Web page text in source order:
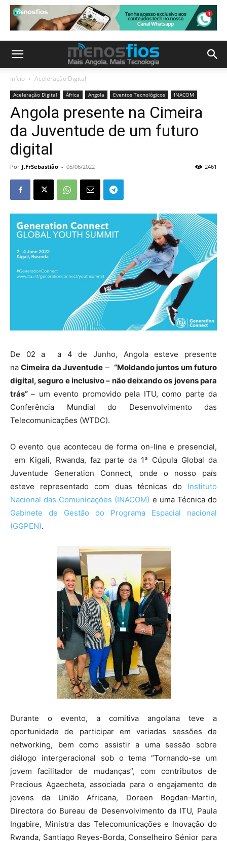
Início Aceleração Digital
Aceleração Digital África Angola Eventos Tecnológicos INACOM
Angola presente na Cimeira
da Juventude de um futuro
digital
Por J.FrSebastião - 05/06/2022 2461
De 02 a a 4 de Junho, Angola esteve presente
naCimeira da Juventude – “Moldando juntos um futuro
digital, seguro e inclusivo – não deixando os jovens para
trás”– um evento promovido pela ITU, como parte da
Conferência Mundial do Desenvolvimento das
Telecomunicações (WTDC).
O evento que aconteceu de forma on-line e presencial,
em Kigali, Rwanda, faz parte da 1ª Cúpula Global da
Juventude Generation Connect, onde o nosso país
esteve representado com duas técnicas do Instituto
Nacional das Comunicações (INACOM) e uma Técnica do
Gabinete de Gestão do Programa Espacial nacional
(GGPEN).
Durante o evento, a comitiva angolana teve a
oportunidade de participar em variadas sessões de
networking, bem como assistir a uma sessão sobre
diálogo intergeracional sob o tema “Tornando-se um
jovem facilitador de mudanças”, com contributos de
Precious Agaecheta, associada para o engajamento de
jovens da União Africana, Doreen Bogdan-Martin,
Directora do Bureau de Desenvolvimento da ITU, Paula
Ingabire, Ministra das Telecomunicações e Inovação do
Rwanda, Santiago Reyes-Borda, Conselheiro Sénior para